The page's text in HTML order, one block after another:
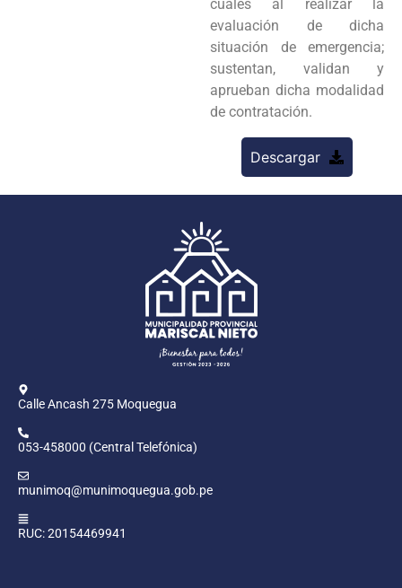
cuales al realizar la
evaluación de dicha
situación de emergencia;
sustentan, validan y
aprueban dicha modalidad
de contratación.
Descargar
Calle Ancash 275 Moquegua
053-458000 (Central Telefónica)
munimoq@munimoquegua.gob.pe
RUC: 20154469941